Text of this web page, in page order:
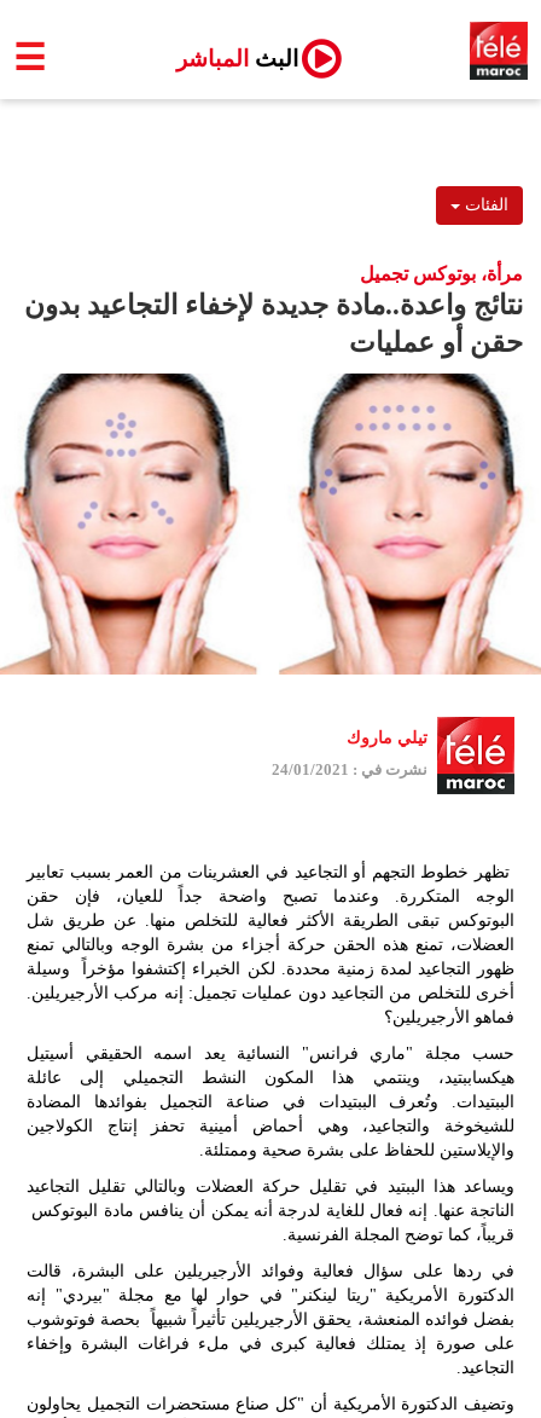
☰ البث المباشر
الفئات
مرأة، بوتوكس تجميل
نتائج واعدة..مادة جديدة لإخفاء التجاعيد بدون
حقن أو عمليات
تيلي ماروك
نشرت في : 24/01/2021
تظهر خطوط التجهم أو التجاعيد في العشرينات من العمر بسبب تعابير
الوجه المتكررة. وعندما تصبح واضحة جداً للعيان، فإن حقن
البوتوكس تبقى الطريقة الأكثر فعالية للتخلص منها. عن طريق شل
العضلات، تمنع هذه الحقن حركة أجزاء من بشرة الوجه وبالتالي تمنع
ظهور التجاعيد لمدة زمنية محددة. لكن الخبراء إكتشفوا مؤخراً وسيلة
أخرى للتخلص من التجاعيد دون عمليات تجميل: إنه مركب الأرجيريلين.
فماهو الأرجيريلين؟
حسب مجلة "ماري فرانس" النسائية يعد اسمه الحقيقي أسيتيل
هيكساببتيد، وينتمي هذا المكون النشط التجميلي إلى عائلة
الببتيدات. وتُعرف الببتيدات في صناعة التجميل بفوائدها المضادة
للشيخوخة والتجاعيد، وهي أحماض أمينية تحفز إنتاج الكولاجين
والإيلاستين للحفاظ على بشرة صحية وممتلئة.
ويساعد هذا الببتيد في تقليل حركة العضلات وبالتالي تقليل التجاعيد
الناتجة عنها. إنه فعال للغاية لدرجة أنه يمكن أن ينافس مادة البوتوكس
قريباً، كما توضح المجلة الفرنسية.
في ردها على سؤال فعالية وفوائد الأرجيريلين على البشرة، قالت
الدكتورة الأمريكية "ريتا لينكنر" في حوار لها مع مجلة "بيردي" إنه
بفضل فوائده المنعشة، يحقق الأرجيريلين تأثيراً شبيهاً بحصة فوتوشوب
على صورة إذ يمتلك فعالية كبرى في ملء فراغات البشرة وإخفاء
التجاعيد.
وتضيف الدكتورة الأمريكية أن "كل صناع مستحضرات التجميل يحاولون